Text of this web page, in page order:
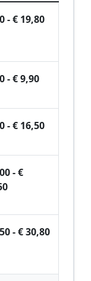
- € 19,80
- € 9,90
- € 16,50
- €
- € 30,80